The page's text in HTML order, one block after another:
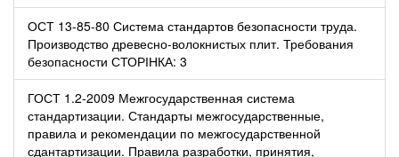
ОСТ 13-85-80 Система стандартов безопасности труда.
Производство древесно-волокнистых плит. Требования
безопасности СТОРІНКА: 3
ГОСТ 1.2-2009 Межгосударственная система
стандартизации. Стандарты межгосударственные,
правила и рекомендации по межгосударственной
сдантартизации. Правила разработки, принятия,